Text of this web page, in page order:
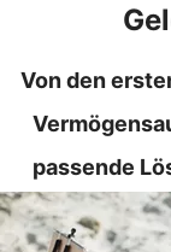
Von den
passende